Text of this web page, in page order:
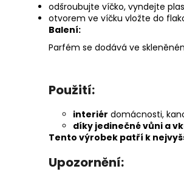
odšroubujte víčko, vyndejte
otvorem ve víčku vložte do
Balení:
Parfém se dodává ve
Použití:
interiér domácnosti,
díky jedinečné vůni a
Tento výrobek patří k
Upozornění: